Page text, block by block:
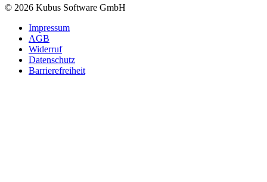
© 2026 Kubus Software GmbH
Impressum
AGB
Widerruf
Datenschutz
Barrierefreiheit